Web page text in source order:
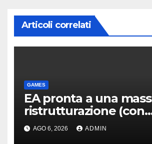
Articoli correlati
GAMES
EA pronta a una
ristrutturazione (con
licenziamenti) dopo
alla Borsa?
AGO 6, 2026 ADMIN